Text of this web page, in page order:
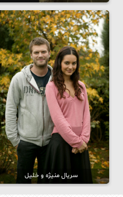
سریال منیژه و خلیل